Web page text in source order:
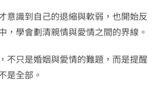
意識到自己的退縮與軟弱，也開始反
，學會劃清親情與愛情之間的界線。
不只是婚姻與愛情的難題，而是提醒
是全部。